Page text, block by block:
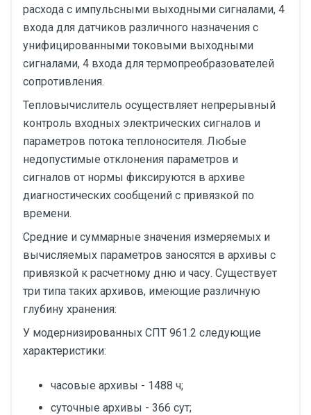
расхода с импульсными выходными сигналами, 4
входа для датчиков различного назначения с
унифицированными токовыми выходными
сигналами, 4 входа для термопреобразователей
сопротивления.
Тепловычислитель осуществляет непрерывный
контроль входных электрических сигналов и
параметров потока теплоносителя. Любые
недопустимые отклонения параметров и
сигналов от нормы фиксируются в архиве
диагностических сообщений с привязкой по
времени.
Средние и суммарные значения измеряемых и
вычисляемых параметров заносятся в архивы с
привязкой к расчетному дню и часу. Существует
три типа таких архивов, имеющие различную
глубину хранения:
У модернизированных СПТ 961.2 следующие
характеристики:
часовые архивы - 1488 ч;
суточные архивы - 366 сут;